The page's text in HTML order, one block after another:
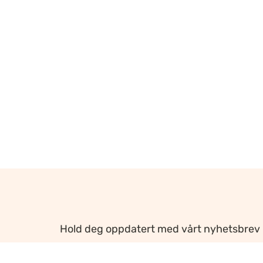
Hold deg oppdatert med vårt nyhetsbrev